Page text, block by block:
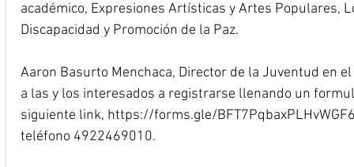
académico, Expresiones Artísticas y Artes Populares,
Discapacidad y Promoción de la Paz.
Aaron Basurto Menchaca, Director de la Juventud en
a las y los interesados a registrarse llenando un
siguiente link, https://forms.gle/
teléfono 4922469010.